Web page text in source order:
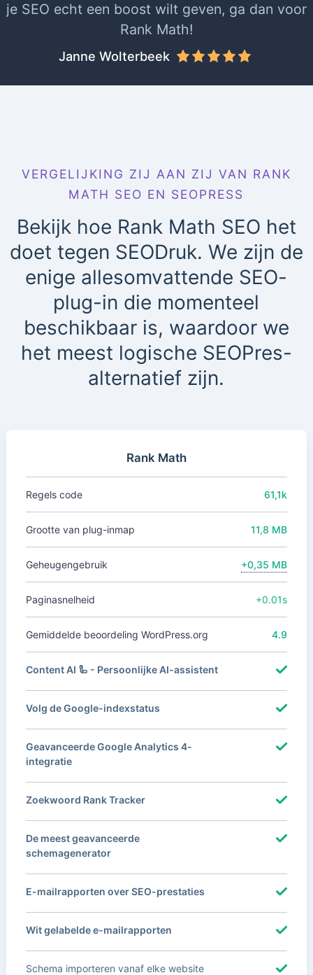
je SEO echt een boost wilt geven, ga dan voor
Rank Math!
Janne Wolterbeek
VERGELIJKING ZIJ AAN ZIJ VAN RANK
MATH SEO EN SEOPRESS
Bekijk hoe Rank Math SEO het
doet tegen SEODruk. We zijn de
enige allesomvattende SEO-
plug-in die momenteel
beschikbaar is, waardoor we
het meest logische SEOPres-
alternatief zijn.
Rank Math
Regels code 61,1k
Grootte van plug-inmap 11,8 MB
Geheugengebruik +0,35 MB
Paginasnelheid +0.01s
Gemiddelde beoordeling WordPress.org 4.9
Content AI 🦾 - Persoonlijke AI-assistent
Volg de Google-indexstatus
Geavanceerde Google Analytics 4-
integratie
Zoekwoord Rank Tracker
De meest geavanceerde
schemagenerator
E-mailrapporten over SEO-prestaties
Wit gelabelde e-mailrapporten
Schema importeren vanaf elke website